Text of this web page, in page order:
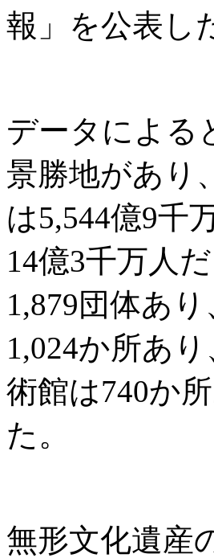
報」を公表し
データによる
景勝地があり
は5,544億9千
14億3千万人
1,879団体あ
1,024か所あ
術館は740か
た。
無形文化遺産